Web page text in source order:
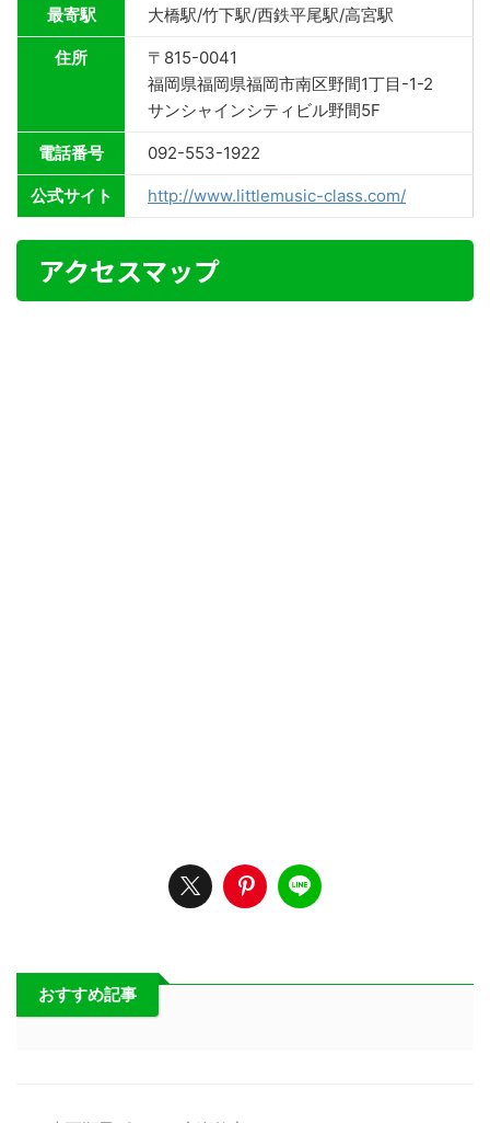
最寄駅 大橋駅/竹下駅/西鉄平尾駅/高宮駅
住所
〒815-0041
福岡県福岡県福岡市南区野間1丁目-1-2
サンシャインシティビル野間5F
電話番号 092-553-1922
公式サイト http://www.littlemusic-class.com/
アクセスマップ
おすすめ記事